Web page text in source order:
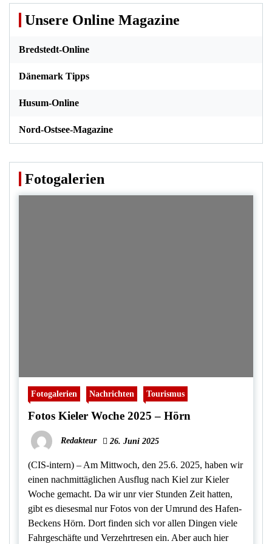
Unsere Online Magazine
Bredstedt-Online
Dänemark Tipps
Husum-Online
Nord-Ostsee-Magazine
Fotogalerien
Fotogalerien Nachrichten Tourismus
Fotos Kieler Woche 2025 – Hörn
Redakteur 26. Juni 2025
(CIS-intern) – Am Mittwoch, den 25.6. 2025, haben wir
einen nachmittäglichen Ausflug nach Kiel zur Kieler
Woche gemacht. Da wir unr vier Stunden Zeit hatten,
gibt es diesesmal nur Fotos von der Umrund des Hafen-
Beckens Hörn. Dort finden sich vor allen Dingen viele
Fahrgeschäfte und Verzehrtresen ein. Aber auch hier